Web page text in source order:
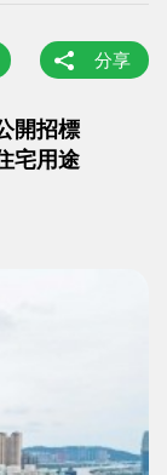
分享
開招標
宅用途